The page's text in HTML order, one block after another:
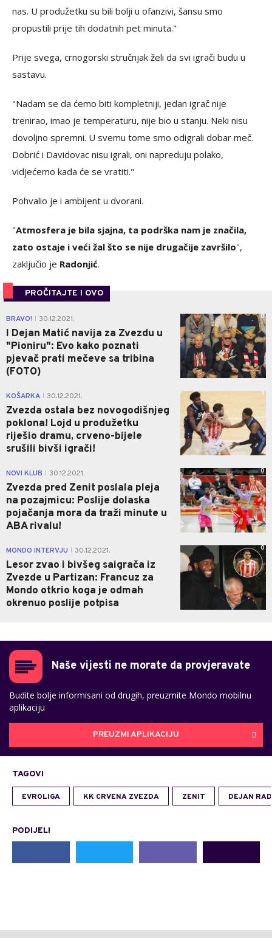
nas. U produžetku su bili bolji u ofanzivi, šansu smo
propustili prije tih dodatnih pet minuta."
Prije svega, crnogorski stručnjak želi da svi igrači budu u
sastavu.
"Nadam se da ćemo biti kompletniji, jedan igrač nije
trenirao, imao je temperaturu, nije bio u stanju. Neki nisu
dovoljno spremni. U svemu tome smo odigrali dobar meč.
Dobrić i Davidovac nisu igrali, oni napreduju polako,
vidjećemo kada će se vratiti."
Pohvalio je i ambijent u dvorani.
"Atmosfera je bila sjajna, ta podrška nam je značila,
zato ostaje i veći žal što se nije drugačije završilo",
zaključio je Radonjić.
PROČITAJTE I OVO
BRAVO! 30.12.2021.
I Dejan Matić navija za Zvezdu u
"Pioniru": Evo kako poznati
pjevač prati mečeve sa tribina
(FOTO)
0
KOŠARKA 30.12.2021.
Zvezda ostala bez novogodišnjeg
poklona! Lojd u produžetku
riješio dramu, crveno-bijele
srušili bivši igrači!
1
NOVI KLUB 30.12.2021.
Zvezda pred Zenit poslala pleja
na pozajmicu: Poslije dolaska
pojačanja mora da traži minute u
ABA rivalu!
0
MONDO INTERVJU 30.12.2021.
Lesor zvao i bivšeg saigrača iz
Zvezde u Partizan: Francuz za
Mondo otkrio koga je odmah
okrenuo poslije potpisa
0
Naše vijesti ne morate da provjeravate
Budite bolje informisani od drugih, preuzmite Mondo mobilnu
aplikaciju
PREUZMI APLIKACIJU
TAGOVI
EVROLIGA KK CRVENA ZVEZDA ZENIT DEJAN
PODIJELI